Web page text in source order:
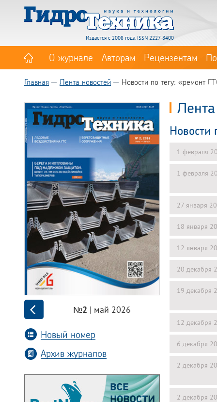
Издается с 2008 года. ISSN 2227-8400
О журнале Авторам Рецензентам
Главная Лента новостей Новости по тегу: «ремонт
№2 | май 2026
Новый номер
Архив журналов
Новости
1 февраля
1 февраля
27 января
18 января
12 января
20 декабря
19 декабря
12 декабря
6 декабря
2 декабря
2 декабря